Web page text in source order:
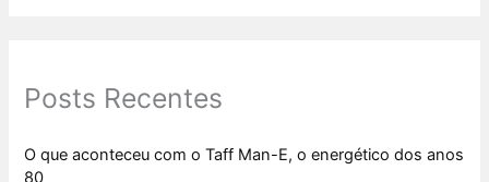
Posts Recentes
O que aconteceu com o Taff Man-E, o energético dos anos